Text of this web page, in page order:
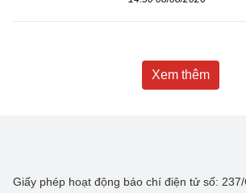
Xem thêm
Giấy phép hoạt động báo chí điện tử số: